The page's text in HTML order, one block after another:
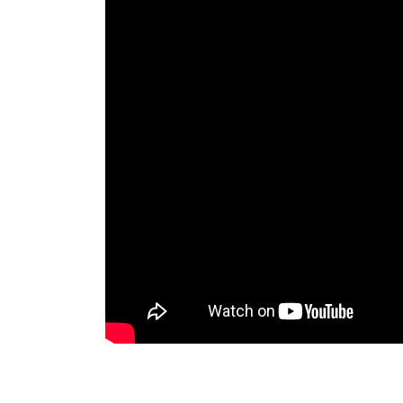
・室内に持ち込めるフリードリンク
（緑茶・紅茶・コーヒーなど）